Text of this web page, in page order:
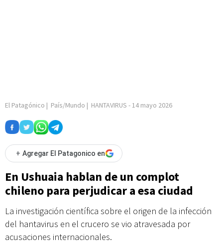
El Patagónico | País/Mundo | HANTAVIRUS - 14 mayo 2026
+ Agregar El Patagonico en
En Ushuaia hablan de un complot
chileno para perjudicar a esa ciudad
La investigación científica sobre el origen de la infección
del hantavirus en el crucero se vio atravesada por
acusaciones internacionales.